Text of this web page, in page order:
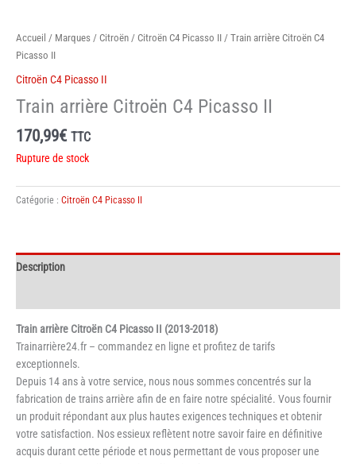
Accueil / Marques / Citroën / Citroën C4 Picasso II / Train arrière Citroën C4
Picasso II
Citroën C4 Picasso II
Train arrière Citroën C4 Picasso II
170,99€ TTC
Rupture de stock
Catégorie : Citroën C4 Picasso II
Description
Train arrière Citroën C4 Picasso II (2013-2018)
Trainarrière24.fr – commandez en ligne et profitez de tarifs
exceptionnels.
Depuis 14 ans à votre service, nous nous sommes concentrés sur la
fabrication de trains arrière afin de en faire notre spécialité. Vous fournir
un produit répondant aux plus hautes exigences techniques et obtenir
votre satisfaction. Nos essieux reflètent notre savoir faire en définitive
acquis durant cette période et nous permettant de vous proposer une